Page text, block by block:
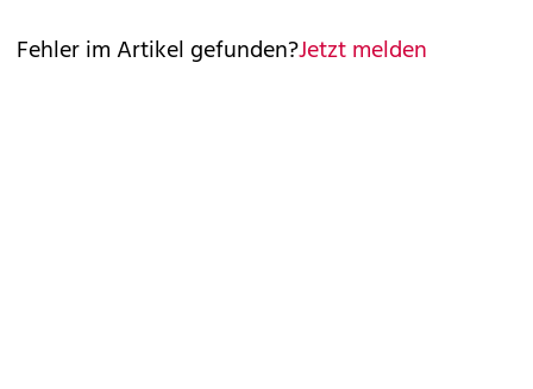
Fehler im Artikel gefunden?Jetzt melden